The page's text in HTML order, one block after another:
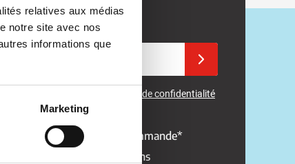
relatives aux médias
notre site avec nos
informations que
Marketing
newsletter.
règles de confidentialité
deGoogles'appliquent.
sur votre prochaine commande*
des promotions et réductions